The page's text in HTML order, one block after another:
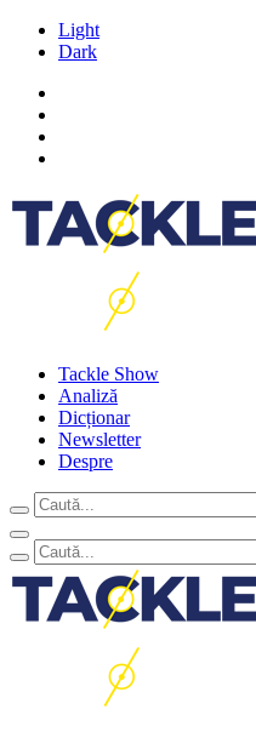
Light
Dark
Tackle Show
Analiză
Dicționar
Newsletter
Despre